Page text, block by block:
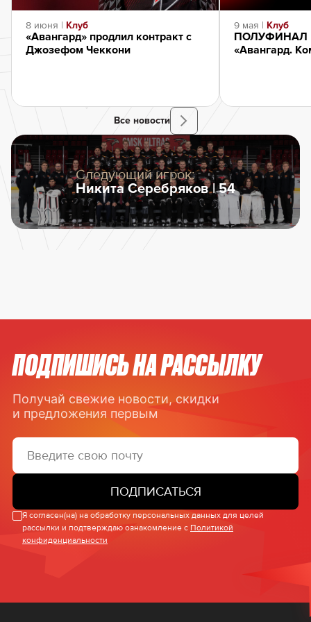
8 июня | Клуб
«Авангард» продлил контракт с
Джозефом Чеккони
9 мая | Клуб
ПОЛУФИНАЛ
«Авангард.
Все новости
Следующий игрок:
Никита Серебряков | 54
ПОДПИШИСЬ НА РАССЫЛКУ
Получай свежие новости, скидки
и предложения первым
ПОДПИСАТЬСЯ
Я согласен(на) на обработку персональных данных для целей
рассылки и подтверждаю ознакомление с Политикой
конфиденциальности